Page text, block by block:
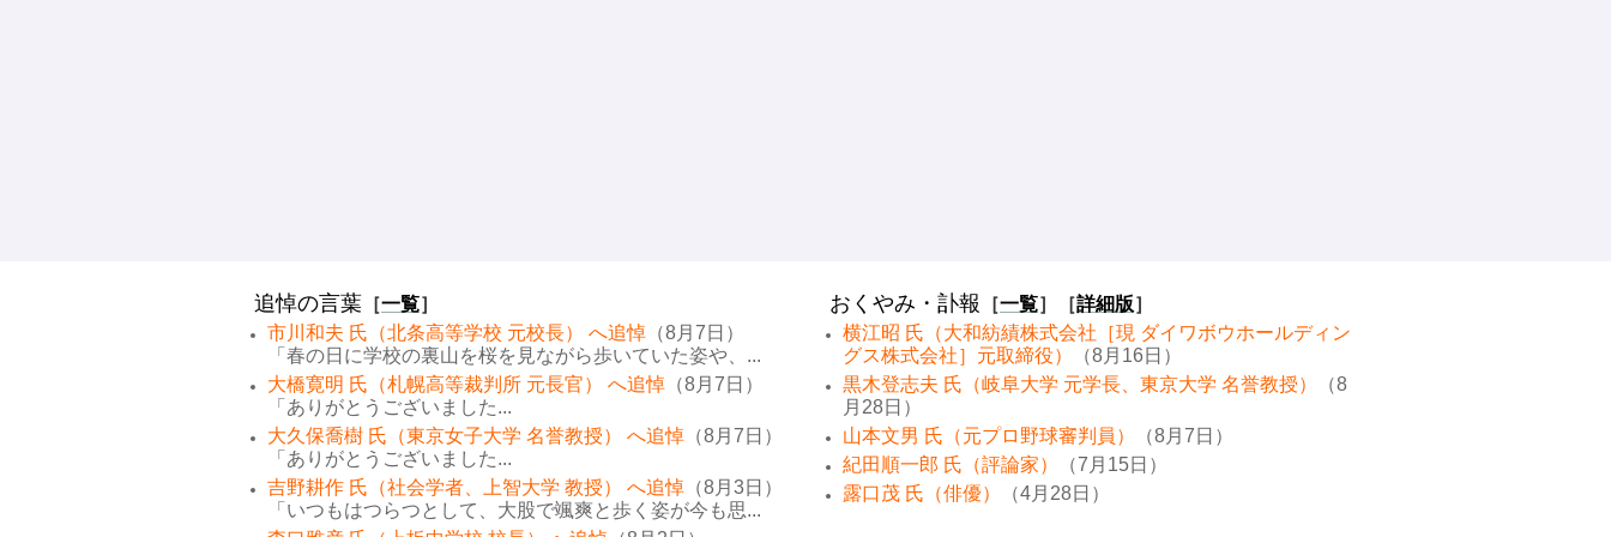
追悼の言葉 ［一覧］
市川和夫 氏（北条高等学校 元校長） へ追悼 （8月7日）
「春の日に学校の裏山を桜を見ながら歩いていた姿や、...
大橋寛明 氏（札幌高等裁判所 元長官） へ追悼 （8月7日）
「ありがとうございました...
大久保喬樹 氏（東京女子大学 名誉教授） へ追悼 （8月7日）
「ありがとうございました...
吉野耕作 氏（社会学者、上智大学 教授） へ追悼 （8月3日）
「いつもはつらつとして、大股で颯爽と歩く姿が今も思...
おくやみ・訃報 ［一覧］［詳細版］
横江昭 氏（大和紡績株式会社［現 ダイワボウホールディン
グス株式会社］元取締役）
（8月16日）
黒木登志夫 氏（岐阜大学 元学長、東京大学 名誉教授）
（8
月28日）
山本文男 氏（元プロ野球審判員）
（8月7日）
紀田順一郎 氏（評論家）
（7月15日）
露口茂 氏（俳優）
（4月28日）